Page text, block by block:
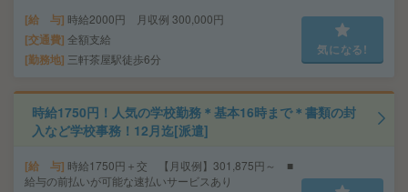
給 与 時給2000円 月収例 300,000円
交通費 全額支給
勤務地 三軒茶屋駅徒歩6分
気になる!
時給1750円！人気の学校勤務＊基本16時まで＊書類の封
入など学校事務！12月迄[派遣]
給 与 時給1750円＋交 【月収例】301,875円～ ■
給与の前払いが可能な速払いサービスあり